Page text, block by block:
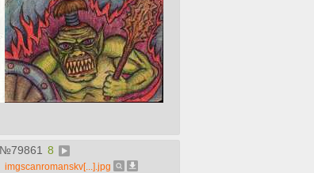
№79861 8
imgscanromanskv[...].jpg